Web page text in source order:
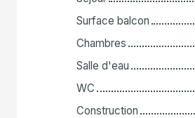
Surface balcon
Chambres
Salle d'eau
WC
Construction